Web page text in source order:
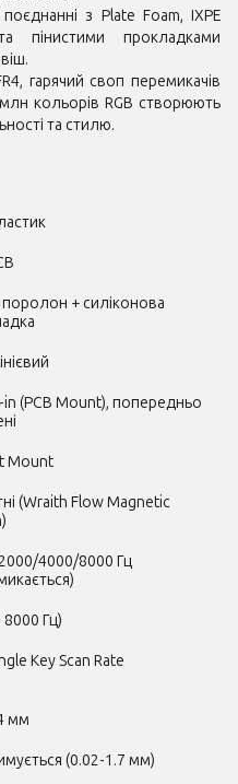
з Plate Foam, IXPE
пінистими прокладками
гарячий своп перемикачів
кольорів RGB створюють
та стилю.
поролон + силіконова
in (PCB Mount), попередньо
Mount
(Wraith Flow Magnetic
4000/8000 Гц
Гц)
Key Scan Rate
мм
(0.02-1.7 мм)